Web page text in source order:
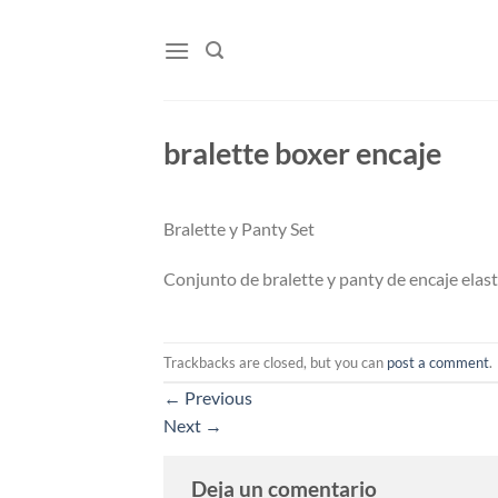
bralette boxer encaje
Bralette y Panty Set
Conjunto de bralette y panty de encaje
Trackbacks are closed, but you can post a comment.
← Previous
Next →
Deja un comentario